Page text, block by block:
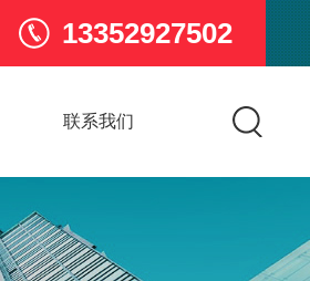
13352927502
联系我们